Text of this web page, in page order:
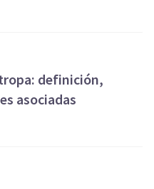
definición,
asociadas